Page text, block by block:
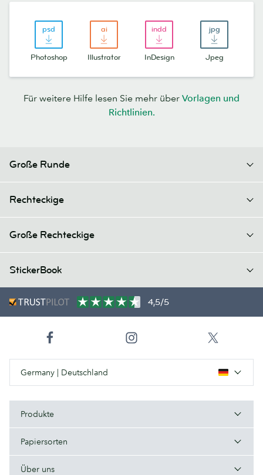
Photoshop Illustrator InDesign Jpeg
Für weitere Hilfe lesen Sie mehr über Vorlagen und
Richtlinien.
Große Runde
Rechteckige
Große Rechteckige
StickerBook
4,5/5
Germany | Deutschland
Produkte
Papiersorten
Über uns